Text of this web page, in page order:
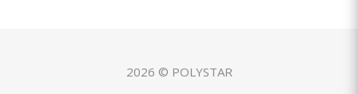
2026 © POLYSTAR